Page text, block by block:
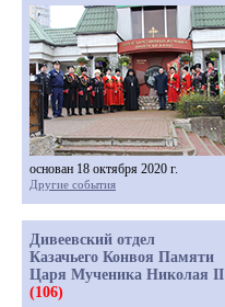
основан 18 октября 2020 г.
Другие события
Дивеевский отдел
Казачьего Конвоя Памяти
Царя Мученика Николая II
(106)